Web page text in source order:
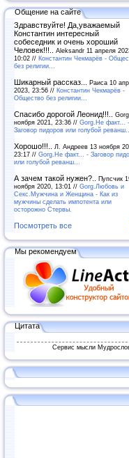
Общение на сайте
Здравствуйте! Да,уважаемый
Константин интересный
собеседник и очень хороший
Человек!!!.. Aleksandr 11 апреля
10:02 // Константин Чекмарёв -
без религии...
Шикарный рассказ... Раиса 10
2023, 23:56 // Константин Чекмарёв -
Общество без религии...
Спасибо дорогой Леонид!!!..
ноября 2021, 23:36 // Gorg.Не факт... -
Заговор пидоров или голубой реванш…
Хорошо!!!..
Л. Андреев 13 ноября
23:17 // Gorg.Не факт... - Заговор
или голубой реванш…
А зачем такой нужен?.. Пупсчик
ноября 2020, 13:01 // Gorg.Любовь и
Секс.Мужчина и Женщина - Как из
мужчины сделать импотента или
осторожно Стервы.
Посмотреть все
Мы рекомендуем
Цитата
Сервис мысли